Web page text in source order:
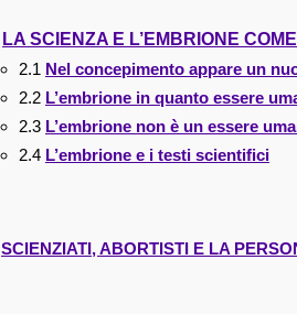
LA SCIENZA E L’EMBRIONE
2.1 Nel concepimento appare un
2.2 L’embrione in quanto essere
2.3 L’embrione non è un essere
2.4 L’embrione e i testi scientifici
SCIENZIATI, ABORTISTI E LA